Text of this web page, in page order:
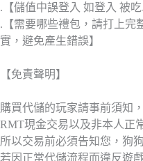
.【儲值中誤登入 如登入 被吃
.【需要哪些禮包，請打上完
實，避免產生錯誤】
【免責聲明】
購買代儲的玩家請事前須知
RMT現金交易以及非本人正
所以交易前必須告知您，狗
若因正常代儲流程而違反遊